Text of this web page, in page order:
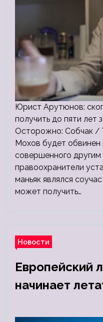
Юрист Арутюнов:
получить до пяти лет
Осторожно: Собчак /
Мохов будет обвинен
совершенного другим
правоохранители
маньяк являлся
может получить…
Новости
Европейский
начинает